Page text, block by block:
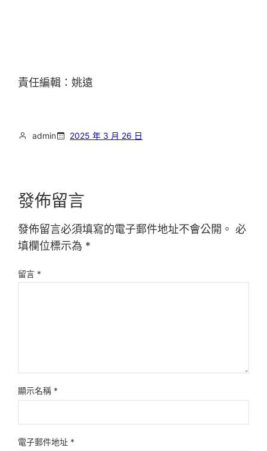
責任編輯：姚遠
admin 2025 年 3 月 26 日
發佈留言
發佈留言必須填寫的電子郵件地址不會公開。 必
填欄位標示為 *
留言 *
顯示名稱 *
電子郵件地址 *